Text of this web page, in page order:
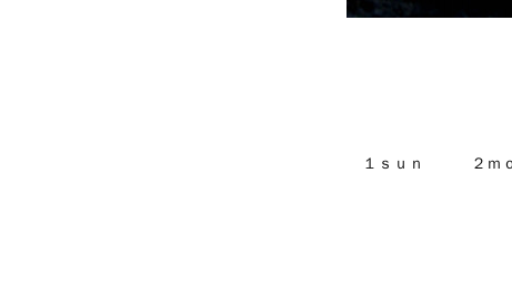
１ｓｕｎ ２ｍ
１０